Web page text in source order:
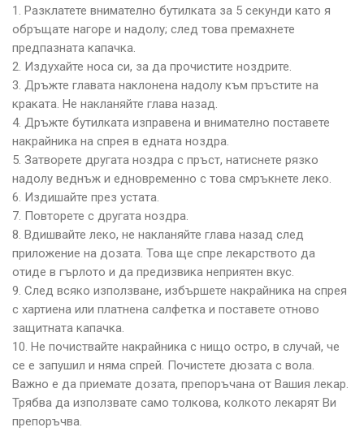
1. Разклатете внимателно бутилката за 5 секунди като я
обръщате нагоре и надолу; след това премахнете
предпазната капачка.
2. Издухайте носа си, за да прочистите ноздрите.
3. Дръжте главата наклонена надолу към пръстите на
краката. Не накланяйте глава назад.
4. Дръжте бутилката изправена и внимателно поставете
накрайника на спрея в едната ноздра.
5. Затворете другата ноздра с пръст, натиснете рязко
надолу веднъж и едновременно с това смръкнете леко.
6. Издишайте през устата.
7. Повторете с другата ноздра.
8. Вдишвайте леко, не накланяйте глава назад след
приложение на дозата. Това ще спре лекарството да
отиде в гърлото и да предизвика неприятен вкус.
9. След всяко използване, избършете накрайника на спрея
с хартиена или платнена салфетка и поставете отново
защитната капачка.
10. Не почиствайте накрайника с нищо остро, в случай, че
се е запушил и няма спрей. Почистете дюзата с вола.
Важно е да приемате дозата, препоръчана от Вашия лекар.
Трябва да използвате само толкова, колкото лекарят Ви
препоръчва.